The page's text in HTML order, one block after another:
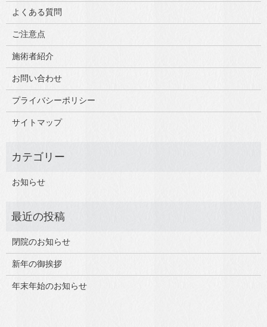
よくある質問
ご注意点
施術者紹介
お問い合わせ
プライバシーポリシー
サイトマップ
お知らせ
閉院のお知らせ
新年の御挨拶
年末年始のお知らせ